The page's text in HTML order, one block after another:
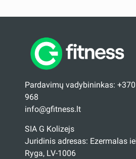
Pardavimų vadybininkas:
968
info@gfitness.lt
SIA G Kolizejs
Juridinis adresas: Ezermalas
Ryga, LV-1006